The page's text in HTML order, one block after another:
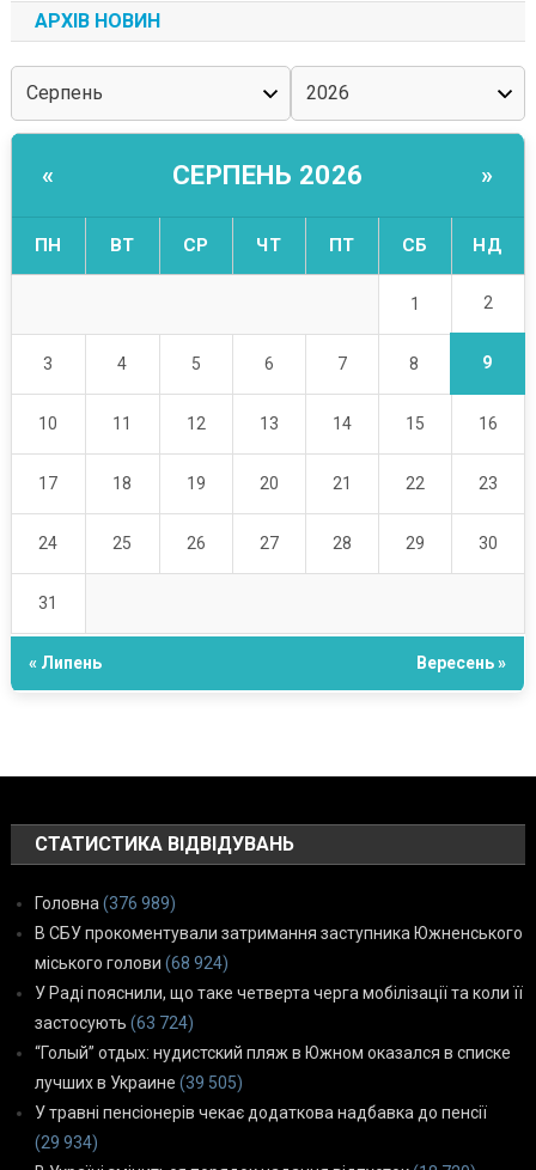
АРХІВ НОВИН
« СЕРПЕНЬ 2026 »
ПН ВТ СР ЧТ ПТ СБ НД
1 2
3 4 5 6 7 8 9
10 11 12 13 14 15 16
17 18 19 20 21 22 23
24 25 26 27 28 29 30
31
« Липень Вересень »
СТАТИСТИКА ВІДВІДУВАНЬ
Головна (376 989)
В СБУ прокоментували затримання заступника Южненського
міського голови (68 924)
У Раді пояснили, що таке четверта черга мобілізації та коли її
застосують (63 724)
“Голый” отдых: нудистский пляж в Южном оказался в списке
лучших в Украине (39 505)
У травні пенсіонерів чекає додаткова надбавка до пенсії
(29 934)